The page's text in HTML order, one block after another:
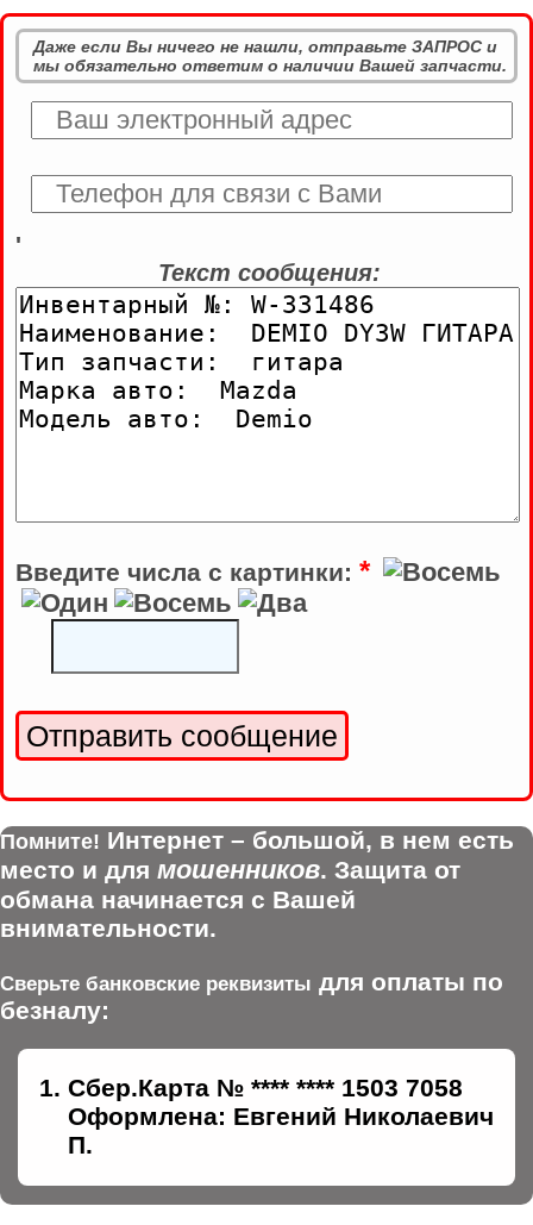
Даже если Вы ничего не нашли, отправьте ЗАПРОС и
мы обязательно ответим о наличии Вашей запчасти.
'
Текст сообщения:
Введите числа с картинки: *
Помните! Интернет – большой, в нем есть
место и для мошенников. Защита от
обмана начинается с Вашей
внимательности.
Сверьте банковские реквизиты для оплаты по
безналу:
Сбер.Карта № **** **** 1503 7058
Оформлена: Евгений Николаевич
П.